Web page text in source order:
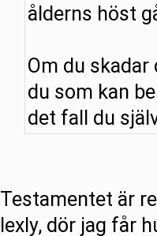
ålderns höst
Om du
du som kan
det fall du
Testamentet är
lexly, dör jag får